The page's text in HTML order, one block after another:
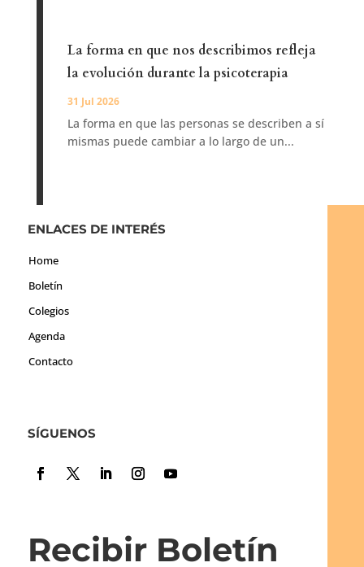
La forma en que nos describimos refleja
la evolución durante la psicoterapia
31 Jul 2026
La forma en que las personas se describen a sí
mismas puede cambiar a lo largo de un...
ENLACES DE INTERÉS
Home
Boletín
Colegios
Agenda
Contacto
SÍGUENOS
Recibir Boletín